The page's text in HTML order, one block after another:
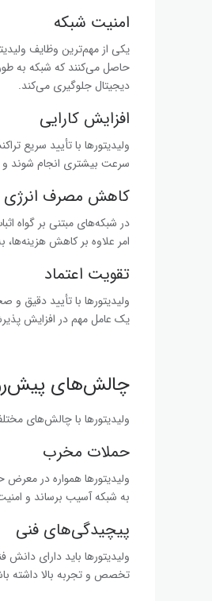
امنیت شبکه
یکی از مهم‌ترین وظایف
حاصل می‌کنند که شبکه به
دیجیتال جلوگیری می‌کند.
افزایش کارایی
ولیدیتورها با تأیید سریع
سرعت بیشتری انجام شوند و
کاهش مصرف انرژی
در شبکه‌های مبتنی بر گواه
امر علاوه بر کاهش
تقویت اعتماد
ولیدیتورها با تأیید دقیق و
یک عامل مهم در افزایش
چالش‌های
ولیدیتورها با چالش‌های
حملات مخرب
به شبکه آسیب برساند و
پیچیدگی‌های فنی
ولیدیتورها باید دارای
تخصص و تجربه بالا داشته